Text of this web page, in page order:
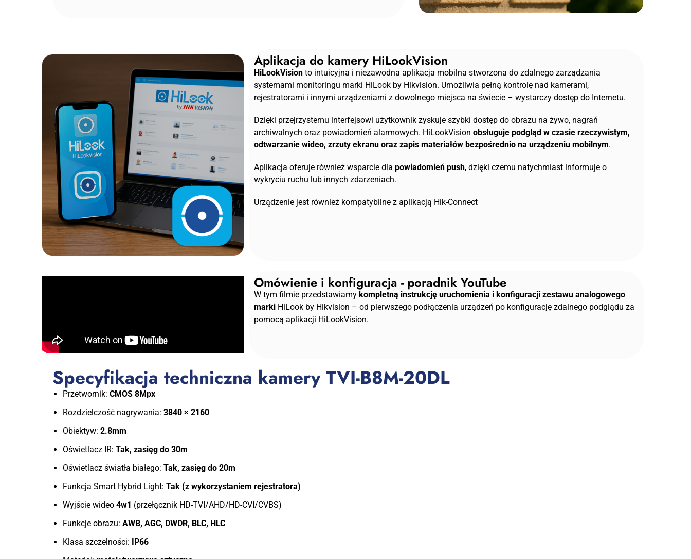
Aplikacja do kamery HiLookVision
HiLookVisionto intuicyjna i niezawodna aplikacja mobilna stworzona do zdalnego zarządzania
systemami monitoringu marki HiLook by Hikvision. Umożliwia pełną kontrolę nad kamerami,
rejestratorami i innymi urządzeniami z dowolnego miejsca na świecie – wystarczy dostęp do Internetu.
Dzięki przejrzystemu interfejsowi użytkownik zyskuje szybki dostęp do obrazu na żywo, nagrań
archiwalnych oraz powiadomień alarmowych. HiLookVision obsługuje podgląd w czasie rzeczywistym,
odtwarzanie wideo, zrzuty ekranu oraz zapis materiałów bezpośrednio na urządzeniu mobilnym.
Aplikacja oferuje również wsparcie dla powiadomień push, dzięki czemu natychmiast informuje o
wykryciu ruchu lub innych zdarzeniach.
Urządzenie jest również kompatybilne z aplikacją Hik-Connect
Omówienie i konfiguracja - poradnik YouTube
W tym filmie przedstawiamy kompletną instrukcję uruchomienia i konfiguracji zestawu analogowego
marki HiLook by Hikvision – od pierwszego podłączenia urządzeń po konfigurację zdalnego podglądu za
pomocą aplikacji HiLookVision.
Specyfikacja techniczna kamery TVI-B8M-20DL
Przetwornik: CMOS 8Mpx
Rozdzielczość nagrywania: 3840 × 2160
Obiektyw: 2.8mm
Oświetlacz IR: Tak, zasięg do 30m
Oświetlacz światła białego: Tak, zasięg do 20m
Funkcja Smart Hybrid Light: Tak (z wykorzystaniem rejestratora)
Wyjście wideo 4w1 (przełącznik HD-TVI/AHD/HD-CVI/CVBS)
Funkcje obrazu: AWB, AGC, DWDR, BLC, HLC
Klasa szczelności: IP66